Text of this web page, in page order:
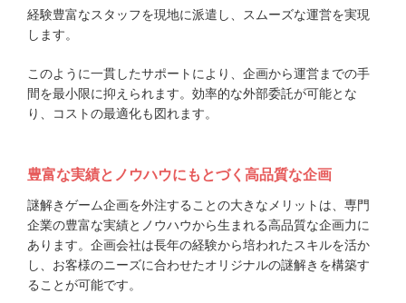
経験豊富なスタッフを現地に派遣し、スムーズな運営を実現
します。
このように一貫したサポートにより、企画から運営までの手
間を最小限に抑えられます。効率的な外部委託が可能とな
り、コストの最適化も図れます。
豊富な実績とノウハウにもとづく高品質な企画
謎解きゲーム企画を外注することの大きなメリットは、専門
企業の豊富な実績とノウハウから生まれる高品質な企画力に
あります。企画会社は長年の経験から培われたスキルを活か
し、お客様のニーズに合わせたオリジナルの謎解きを構築す
ることが可能です。